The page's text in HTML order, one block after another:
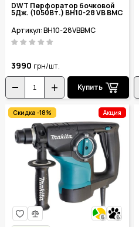
DWT Перфоратор бочковой
5Дж. (1050Вт.) BH10-28 VB BMC
Артикул: BH10-28VBBMC
3990 грн/шт.
Купить
Акция
Скидка -18%
6
6